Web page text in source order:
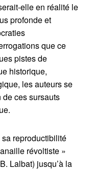
elle en réalité le
profonde et
que ce
pistes de
historique,
les auteurs se
ces sursauts
reproductibilité
révoltiste »
Lalbat) jusqu’à la
Fermer
E.,
, (11).